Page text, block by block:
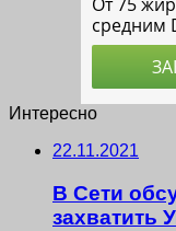
Интересно
22.11.2021
В Сети
захватить